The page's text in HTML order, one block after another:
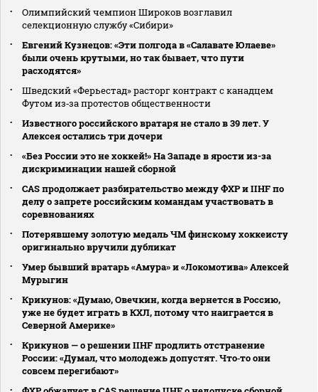
Олимпийский чемпион Широков возглавил
селекционную службу «Сибири»
Евгений Кузнецов: «Эти полгода в «Салавате Юлаеве»
были очень крутыми, но так бывает, что пути
расходятся»
Шведский «Ферьестад» расторг контракт с канадцем
Футом из‑за протестов общественности
Известного российского вратаря не стало в 39 лет. У
Алексея остались три дочери
«Без России это не хоккей!» На Западе в ярости из-за
дискриминации нашей сборной
CAS продолжает разбирательство между ФХР и IIHF по
делу о запрете российским командам участвовать в
соревнованиях
Потерявшему золотую медаль ЧМ финскому хоккеисту
оригинально вручили дубликат
Умер бывший вратарь «Амура» и «Локомотива» Алексей
Мурыгин
Крикунов: «Думаю, Овечкин, когда вернется в Россию,
уже не будет играть в КХЛ, потому что наиграется в
Северной Америке»
Крикунов — о решении IIHF продлить отстранение
России: «Думал, что молодежь допустят. Что‑то они
совсем перегибают»